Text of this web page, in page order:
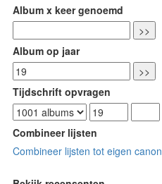
Album x keer genoemd
Album op jaar
Tijdschrift opvragen
Combineer lijsten
Combineer lijsten tot eigen canon